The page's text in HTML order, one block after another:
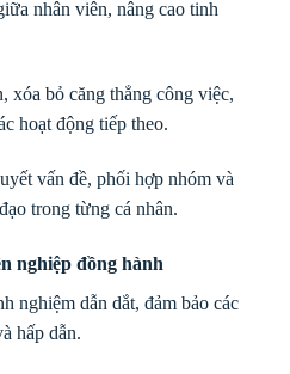
nhân viên, nâng cao tinh
xóa bỏ căng thẳng công việc,
hoạt động tiếp theo.
vấn đề, phối hợp nhóm và
trong từng cá nhân.
nghiệp đồng hành
nghiệm dẫn dắt, đảm bảo các
hấp dẫn.